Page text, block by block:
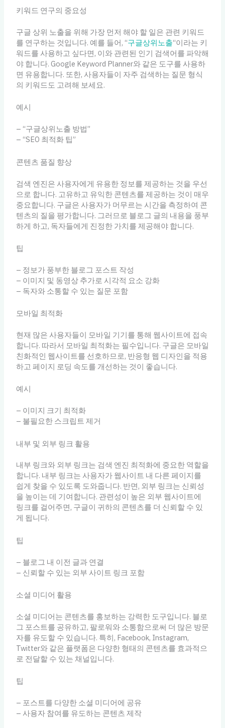
키워드 연구의 중요성
구글 상위 노출을 위해 가장 먼저 해야 할 일은 관련 키워드
를 연구하는 것입니다. 예를 들어, “구글상위노출“이라는 키
워드를 사용하고 싶다면, 이와 관련된 인기 검색어를 파악해
야 합니다. Google Keyword Planner와 같은 도구를 사용하
면 유용합니다. 또한, 사용자들이 자주 검색하는 질문 형식
의 키워드도 고려해 보세요.
예시
– “구글상위노출 방법”
– “SEO 최적화 팁”
콘텐츠 품질 향상
검색 엔진은 사용자에게 유용한 정보를 제공하는 것을 우선
으로 합니다. 고유하고 유익한 콘텐츠를 제공하는 것이 매우
중요합니다. 구글은 사용자가 머무르는 시간을 측정하여 콘
텐츠의 질을 평가합니다. 그러므로 블로그 글의 내용을 풍부
하게 하고, 독자들에게 진정한 가치를 제공해야 합니다.
팁
– 정보가 풍부한 블로그 포스트 작성
– 이미지 및 동영상 추가로 시각적 요소 강화
– 독자와 소통할 수 있는 질문 포함
모바일 최적화
현재 많은 사용자들이 모바일 기기를 통해 웹사이트에 접속
합니다. 따라서 모바일 최적화는 필수입니다. 구글은 모바일
친화적인 웹사이트를 선호하므로, 반응형 웹 디자인을 적용
하고 페이지 로딩 속도를 개선하는 것이 좋습니다.
예시
– 이미지 크기 최적화
– 불필요한 스크립트 제거
내부 및 외부 링크 활용
내부 링크와 외부 링크는 검색 엔진 최적화에 중요한 역할을
합니다. 내부 링크는 사용자가 웹사이트 내 다른 페이지를
쉽게 찾을 수 있도록 도와줍니다. 반면, 외부 링크는 신뢰성
을 높이는 데 기여합니다. 관련성이 높은 외부 웹사이트에
링크를 걸어주면, 구글이 귀하의 콘텐츠를 더 신뢰할 수 있
게 됩니다.
팁
– 블로그 내 이전 글과 연결
– 신뢰할 수 있는 외부 사이트 링크 포함
소셜 미디어 활용
소셜 미디어는 콘텐츠를 홍보하는 강력한 도구입니다. 블로
그 포스트를 공유하고, 팔로워와 소통함으로써 더 많은 방문
자를 유도할 수 있습니다. 특히, Facebook, Instagram,
Twitter와 같은 플랫폼은 다양한 형태의 콘텐츠를 효과적으
로 전달할 수 있는 채널입니다.
팁
– 포스트를 다양한 소셜 미디어에 공유
– 사용자 참여를 유도하는 콘텐츠 제작